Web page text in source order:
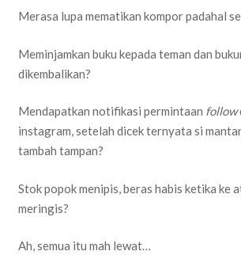
Merasa lupa mematikan kompor padahal
Meminjamkan buku kepada teman dan
dikembalikan?
Mendapatkan notifikasi permintaan follow
instagram, setelah dicek ternyata si
tambah tampan?
Stok popok menipis, beras habis ketika ke
meringis?
Ah, semua itu mah lewat…